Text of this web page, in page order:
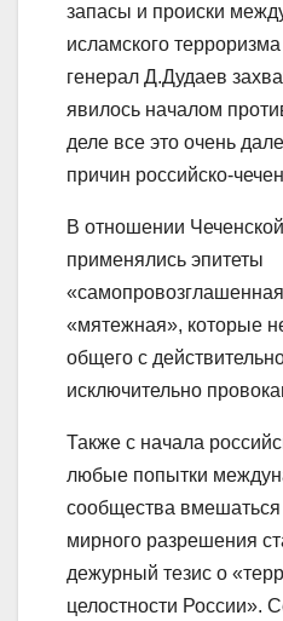
запасы и происки
исламского
генерал Д.Дудаев
явилось началом
деле все это очень
причин российско-
В отношении
применялись эпитеты
«мятежная», которые
общего с
исключительно
Также с начала
любые попытки
сообщества вмешаться
мирного разрешения
дежурный тезис о
целостности России».